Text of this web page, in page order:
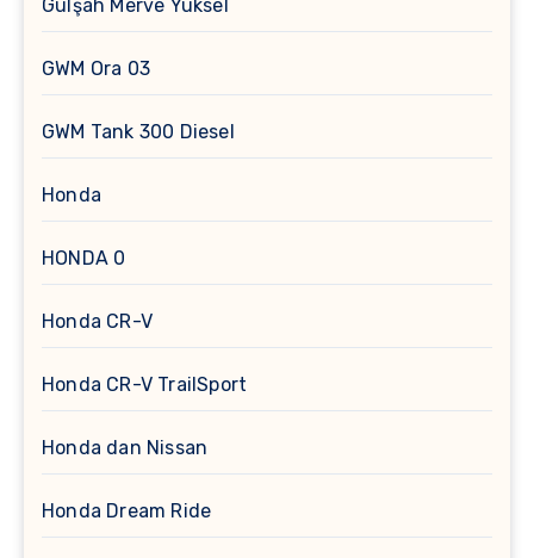
Gülşah Merve Yüksel
GWM Ora 03
GWM Tank 300 Diesel
Honda
HONDA 0
Honda CR-V
Honda CR-V TrailSport
Honda dan Nissan
Honda Dream Ride